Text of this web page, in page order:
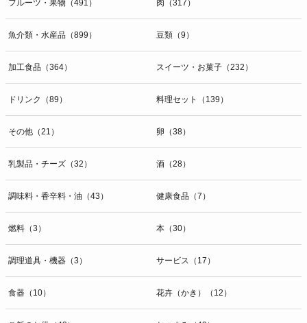
g）本人が個人情報を与えることの任意性及び当該情報を与えなかっ
た場合に本人に生じる結果
個人情報の提供は任意と致しますが、当社が依頼する情報の提供がな
い場合、内容が正確でない場合はサービスの提供やご対応等に支障を
きたす可能性がございますのでご了承下さい。
スログ、Cookie（クッキー）等を用いて管理しています。これらに
は、お客様のお名前、ご住所、電話番号、電子メールアドレスなど、
お客様を特定する個人情報は一切含まれておりません。
個人情報に関する問合わせ窓口
〒106-0044 東京都港区東麻布一丁目２７番１号 東麻布食文化ビル４
ＦＡＸ：047-401-6847
フルーツ・果物（491） 肉（317）
魚介類・水産品（899） 豆類（9）
加工食品（364） スイーツ・お菓子（232）
ドリンク（89） 料理セット（139）
その他（21） 卵（38）
乳製品・チーズ（32） 酒（28）
調味料・香辛料・油（43） 健康食品（7）
燃料（3） 本（30）
調理道具・機器（3） サービス（17）
食器（10） 花卉（かき）（12）